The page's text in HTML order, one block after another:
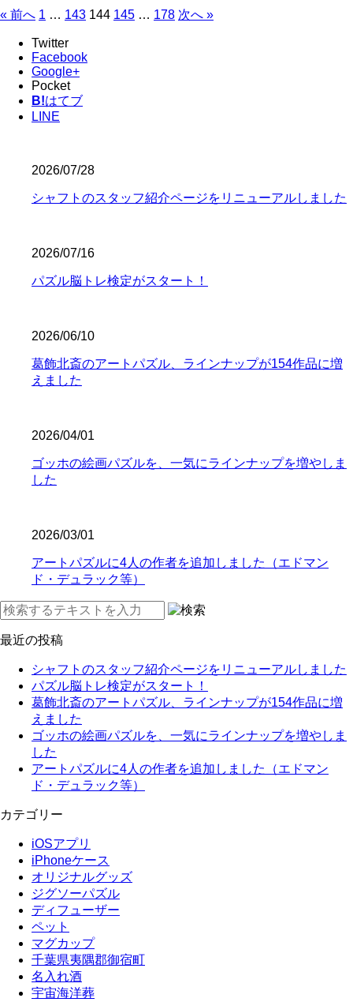
« 前へ 1 … 143 144 145 … 178 次へ »
Twitter
Facebook
Google+
Pocket
B!はてブ
LINE
2026/07/28
シャフトのスタッフ紹介ページをリニューアルしました
2026/07/16
パズル脳トレ検定がスタート！
2026/06/10
葛飾北斎のアートパズル、ラインナップが154作品に増
えました
2026/04/01
ゴッホの絵画パズルを、一気にラインナップを増やしま
した
2026/03/01
アートパズルに4人の作者を追加しました（エドマン
ド・デュラック等）
最近の投稿
シャフトのスタッフ紹介ページをリニューアルしました
パズル脳トレ検定がスタート！
葛飾北斎のアートパズル、ラインナップが154作品に増
えました
ゴッホの絵画パズルを、一気にラインナップを増やしま
した
アートパズルに4人の作者を追加しました（エドマン
ド・デュラック等）
カテゴリー
iOSアプリ
iPhoneケース
オリジナルグッズ
ジグソーパズル
ディフューザー
ペット
マグカップ
千葉県夷隅郡御宿町
名入れ酒
宇宙海洋葬